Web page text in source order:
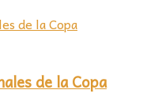
de la Copa